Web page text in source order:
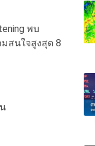
พบ
สนใจสูงสุด 8